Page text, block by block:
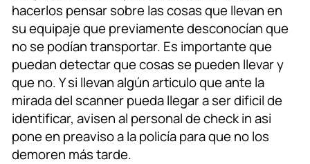
hacerlos pensar sobre las cosas que llevan en
su equipaje que previamente desconocían que
no se podían transportar. Es importante que
puedan detectar que cosas se pueden llevar y
que no. Y si llevan algún articulo que ante la
mirada del scanner pueda llegar a ser dificil de
identificar, avisen al personal de check in asi
pone en preaviso a la policía para que no los
demoren más tarde.